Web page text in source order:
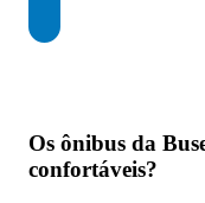
Os ônibus da
confortáveis?